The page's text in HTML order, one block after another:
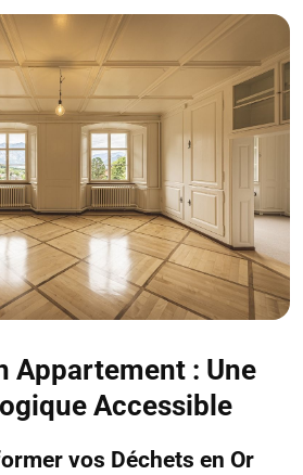
Appartement : Une
Accessible
vos Déchets en Or